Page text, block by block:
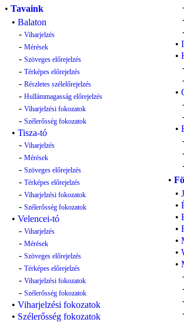
• Tavaink
• Balaton
- Viharjelzés
- Mérések
- Szöveges előrejelzés
- Térképes előrejelzés
- Részletes szélelőrejelzés
- Hullámmagasság előrejelzés
- Viharjelzési fokozatok
- Szélerősség fokozatok
• Tisza-tó
- Viharjelzés
- Mérések
- Szöveges előrejelzés
- Térképes előrejelzés
- Viharjelzési fokozatok
- Szélerősség fokozatok
• Velencei-tó
- Viharjelzés
- Mérések
- Szöveges előrejelzés
- Térképes előrejelzés
- Viharjelzési fokozatok
- Szélerősség fokozatok
• Viharjelzési fokozatok
• Szélerősség fokozatok
•
•
•
•
•
•
•
•
•
•
•
•